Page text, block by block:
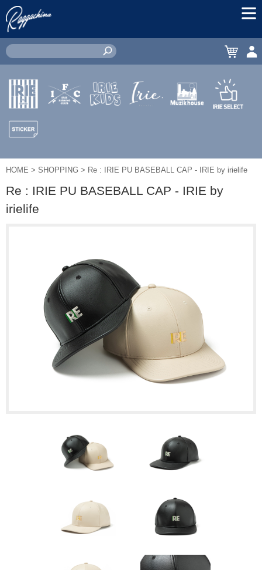
IRIE by
irielife
STICKER
HOME > SHOPPING > Re : IRIE PU BASEBALL CAP - IRIE by irielife
Re : IRIE PU BASEBALL CAP - IRIE by
irielife